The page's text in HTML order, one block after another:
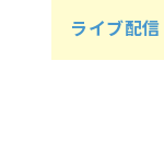
ライブ配信